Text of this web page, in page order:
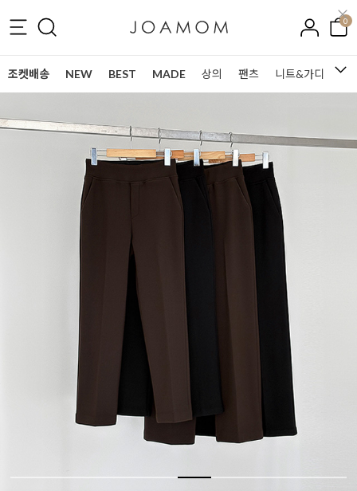
0
조켓배송 NEW BEST MADE 상의 팬츠 니트&가디건